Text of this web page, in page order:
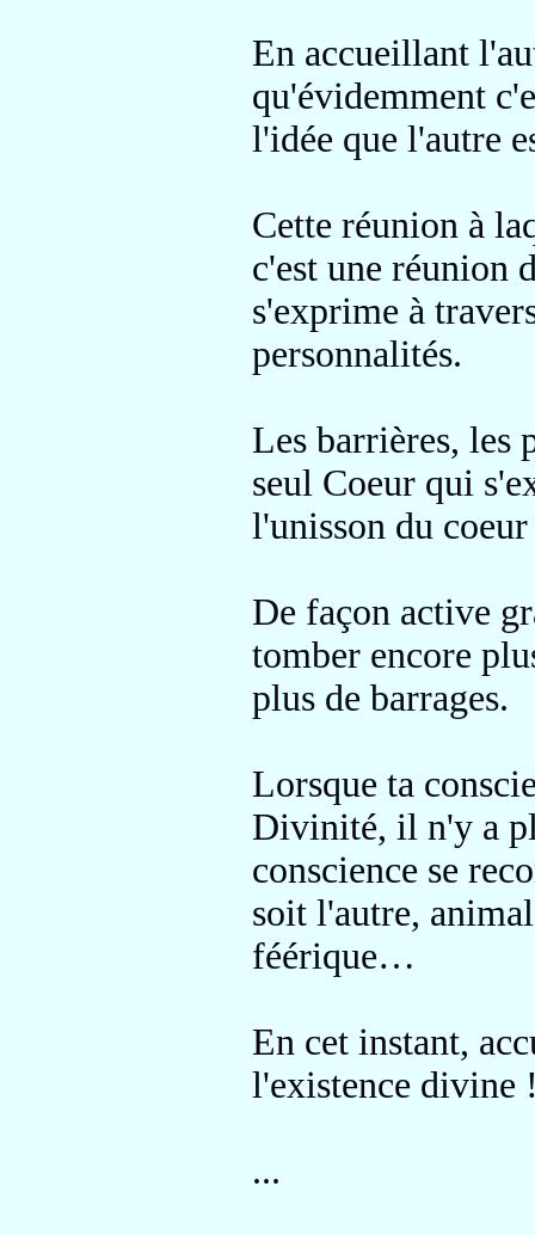
En accueillant
qu'évidemment
l'idée que l'autre
Cette réunion à
c'est une réunion
s'exprime à
personnalités.
Les barrières, les
seul Coeur qui
l'unisson du
De façon active
tomber encore
plus de barrages.
Lorsque ta
Divinité, il n'y a
conscience se
soit l'autre,
féérique…
En cet instant,
l'existence divine
...